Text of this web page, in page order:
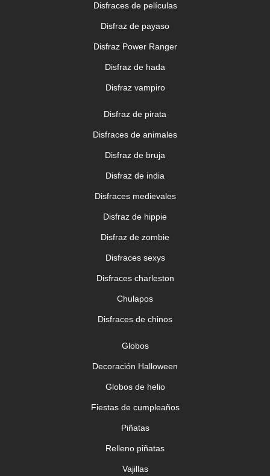
Disfraces de películas
Disfraz de payaso
Disfraz Power Ranger
Disfraz de hada
Disfraz vampiro
Disfraz de pirata
Disfraces de animales
Disfraz de bruja
Disfraz de india
Disfraces medievales
Disfraz de hippie
Disfraz de zombie
Disfraces sexys
Disfraces charleston
Chulapos
Disfraces de chinos
Globos
Decoración Halloween
Globos de helio
Fiestas de cumpleaños
Piñatas
Relleno piñatas
Vajillas